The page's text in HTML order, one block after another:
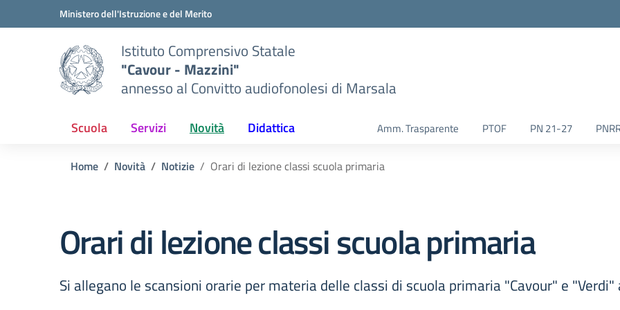
Vai ai contenuti
Vai al menu di navigazioneMinistero dell'Istruzione e del Merito
Istituto Comprensivo Statale
"Cavour - Mazzini"
annesso al Convitto audiofonolesi di Marsala
Scuola Servizi Novità Didattica Amm. Trasparente PTOF PN 21-27
Home Novità Notizie Orari di lezione classi scuola primaria
Orari di lezione classi scuola primaria
Si allegano le scansioni orarie per materia delle classi di scuola primaria "Cavour" e